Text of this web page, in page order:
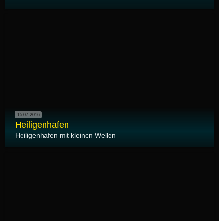
15.07.2016
Heiligenhafen
Heiligenhafen mit kleinen Wellen